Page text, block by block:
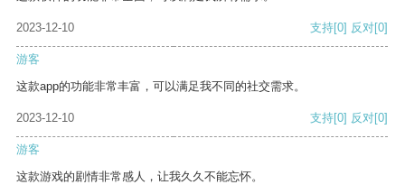
2023-12-10 支持[0] 反对[0]
游客
这款app的功能非常丰富，可以满足我不同的社交需求。
2023-12-10 支持[0] 反对[0]
游客
这款游戏的剧情非常感人，让我久久不能忘怀。